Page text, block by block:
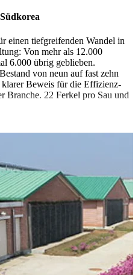
einen tiefgreifenden Wandel in
Von mehr als 12.000
6.000 übrig geblieben.
von neun auf fast zehn
Beweis für die Effizienz-
Branche. 22 Ferkel pro Sau und